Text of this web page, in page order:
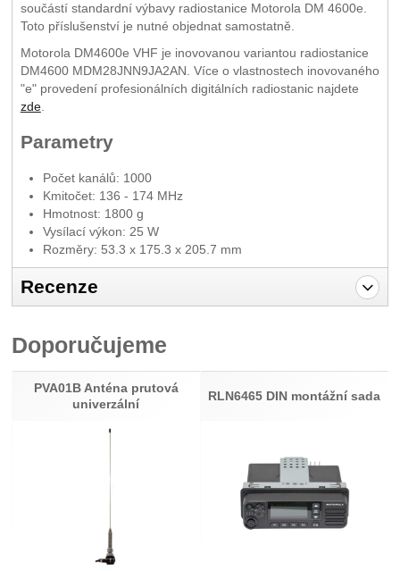
součástí standardní výbavy radiostanice Motorola DM 4600e.
Toto příslušenství je nutné objednat samostatně.
Motorola DM4600e VHF je inovovanou variantou radiostanice
DM4600 MDM28JNN9JA2AN. Více o vlastnostech inovovaného
"e" provedení profesionálních digitálních radiostanic najdete
zde.
Parametry
Počet kanálů: 1000
Kmitočet: 136 - 174 MHz
Hmotnost: 1800 g
Vysílací výkon: 25 W
Rozměry: 53.3 x 175.3 x 205.7 mm
Recenze
Recenze
Nebyla přidána žádná recenze.
Doporučujeme
PVA01B Anténa prutová
univerzální
RLN6465 DIN montážní sada